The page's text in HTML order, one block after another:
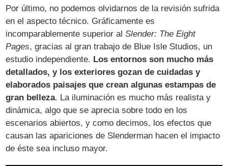
Por último, no podemos olvidarnos de la revisión sufrida
en el aspecto técnico. Gráficamente es
incomparablemente superior alSlender: The Eight
Pages, gracias al gran trabajo de Blue Isle Studios, un
estudio independiente. Los entornos son mucho más
detallados, y los exteriores gozan de cuidadas y
elaborados paisajes que crean algunas estampas de
gran belleza. La iluminación es mucho más realista y
dinámica, algo que se aprecia sobre todo en los
escenarios abiertos, y como decimos, los efectos que
causan las apariciones de Slenderman hacen el impacto
de éste sea incluso mayor.